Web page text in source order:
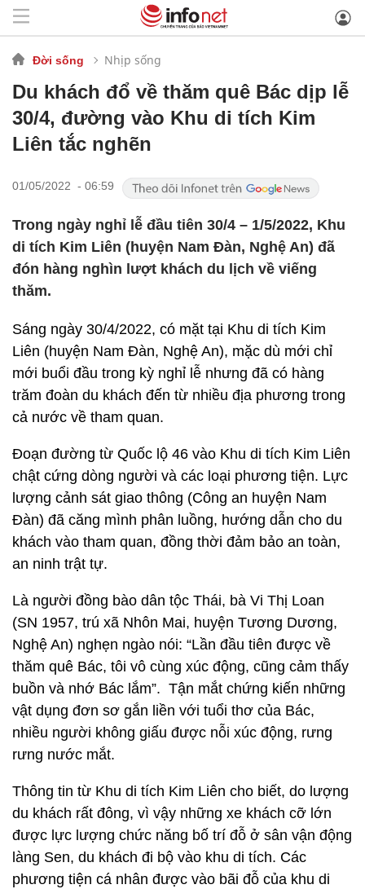
Đời sống Nhịp sống
Du khách đổ về thăm quê Bác dịp lễ
30/4, đường vào Khu di tích Kim
Liên tắc nghẽn
01/05/2022 - 06:59
Trong ngày nghỉ lễ đầu tiên 30/4 – 1/5/2022, Khu
di tích Kim Liên (huyện Nam Đàn, Nghệ An) đã
đón hàng nghìn lượt khách du lịch về viếng
thăm.
Sáng ngày 30/4/2022, có mặt tại Khu di tích Kim
Liên (huyện Nam Đàn, Nghệ An), mặc dù mới chỉ
mới buổi đầu trong kỳ nghỉ lễ nhưng đã có hàng
trăm đoàn du khách đến từ nhiều địa phương trong
cả nước về tham quan.
Đoạn đường từ Quốc lộ 46 vào Khu di tích Kim Liên
chật cứng dòng người và các loại phương tiện. Lực
lượng cảnh sát giao thông (Công an huyện Nam
Đàn) đã căng mình phân luồng, hướng dẫn cho du
khách vào tham quan, đồng thời đảm bảo an toàn,
an ninh trật tự.
Là người đồng bào dân tộc Thái, bà Vi Thị Loan
(SN 1957, trú xã Nhôn Mai, huyện Tương Dương,
Nghệ An) nghẹn ngào nói: “Lần đầu tiên được về
thăm quê Bác, tôi vô cùng xúc động, cũng cảm thấy
buồn và nhớ Bác lắm”. Tận mắt chứng kiến những
vật dụng đơn sơ gắn liền với tuổi thơ của Bác,
nhiều người không giấu được nỗi xúc động, rưng
rưng nước mắt.
Thông tin từ Khu di tích Kim Liên cho biết, do lượng
du khách rất đông, vì vậy những xe khách cỡ lớn
được lực lượng chức năng bố trí đỗ ở sân vận động
làng Sen, du khách đi bộ vào khu di tích. Các
phương tiện cá nhân được vào bãi đỗ của khu di